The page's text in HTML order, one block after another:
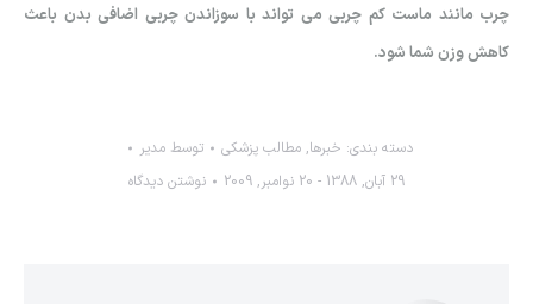
چرب مانند ماست کم چربي مي تواند با سوزاندن چربي اضافي بدن باعث
کاهش وزن شما شود.
دسته بندی: خبرها,مطالب پزشكي توسطمدیر
29 آبان, 1388 - 20 نوامبر, 2009
نوشتن دیدگاه